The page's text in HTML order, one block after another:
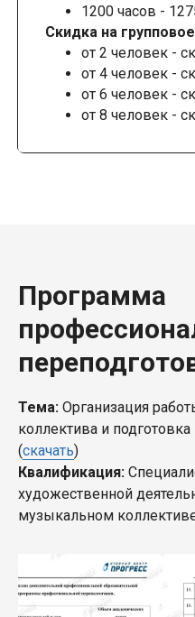
1200 часов -
Скидка на
от 2 человек -
от 4 человек -
от 6 человек -
от 8 человек -
Программа
Тема: Организация
коллектива и
(скачать)
Квалификация:
художественной
музыкальном